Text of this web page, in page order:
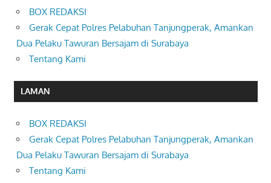
BOX REDAKSI
Gerak Cepat Polres Pelabuhan Tanjungperak, Amankan
Dua Pelaku Tawuran Bersajam di Surabaya
Tentang Kami
LAMAN
BOX REDAKSI
Gerak Cepat Polres Pelabuhan Tanjungperak, Amankan
Dua Pelaku Tawuran Bersajam di Surabaya
Tentang Kami